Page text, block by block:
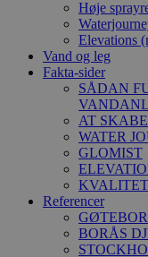
Høje
Elevations
Vand og leg
Fakta-sider
SÅDAN
AT
WATER
GLOMIST
Referencer
BORÅS